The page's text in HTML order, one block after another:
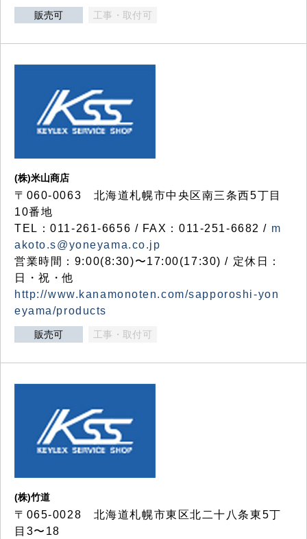
販売可 工事・取付可
(株)米山商店
〒060-0063 北海道札幌市中央区南三条西5丁目
10番地
TEL：011-261-6656 / FAX：011-251-6682 / m
akoto.s@yoneyama.co.jp
営業時間：9:00(8:30)〜17:00(17:30) / 定休日：
日・祝・他
http://www.kanamonoten.com/sapporoshi-yon
eyama/products
販売可 工事・取付可
(株)竹道
〒065-0028 北海道札幌市東区北二十八条東5丁
目3〜18